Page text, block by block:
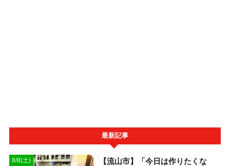
最新記事
8/8(土)
【流山市】「今日は作りたくな